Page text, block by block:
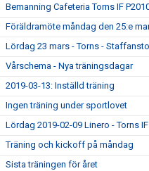
Bemanning Cafeteria Torns IF
Föräldramöte måndag den 25:e
Lördag 23 mars - Torns -
Vårschema - Nya träningsdagar
2019-03-13: Inställd träning
Ingen träning under sportlovet
Lördag 2019-02-09 Linero - Torns
Träning och kickoff på måndag
Sista träningen för året